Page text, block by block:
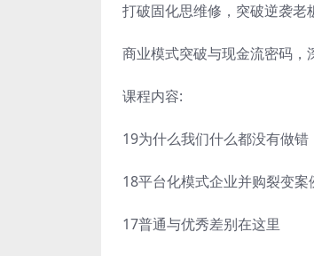
打破固化思维修，突破逆袭老
商业模式突破与现金流密码
课程内容:
19为什么我们什么都没有做错
18平台化模式企业并购裂变案
17普通与优秀差别在这里